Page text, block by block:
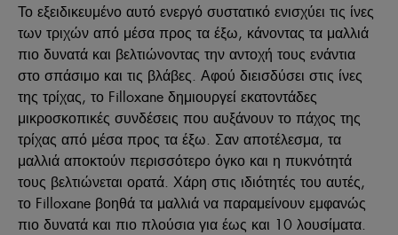
Το εξειδικευμένο αυτό ενεργό συστατικό ενισχύει τις ίνες
των τριχών από μέσα προς τα έξω, κάνοντας τα μαλλιά
πιο δυνατά και βελτιώνοντας την αντοχή τους ενάντια
στο σπάσιμο και τις βλάβες. Αφού διεισδύσει στις ίνες
της τρίχας, το Filloxane δημιουργεί εκατοντάδες
μικροσκοπικές συνδέσεις που αυξάνουν το πάχος της
τρίχας από μέσα προς τα έξω. Σαν αποτέλεσμα, τα
μαλλιά αποκτούν περισσότερο όγκο και η πυκνότητά
τους βελτιώνεται ορατά. Χάρη στις ιδιότητές του αυτές,
το Filloxane βοηθά τα μαλλιά να παραμείνουν εμφανώς
πιο δυνατά και πιο πλούσια για έως και 10 λουσίματα.